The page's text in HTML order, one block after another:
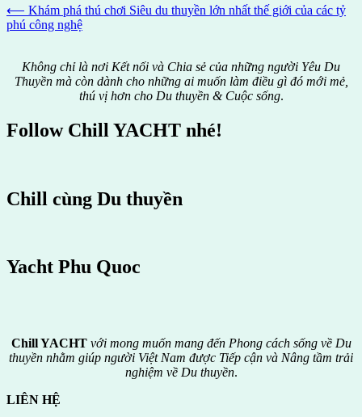
Post
navigation
⟵ Khám phá thú chơi Siêu du thuyền lớn nhất thế giới của các tỷ
phú công nghệ
Không chỉ là nơi Kết nối và Chia sẻ của những người Yêu Du
Thuyền mà còn dành cho những ai muốn làm điều gì đó mới mẻ,
thú vị hơn cho Du thuyền & Cuộc sống.
Follow Chill YACHT nhé!
Chill cùng Du thuyền
Yacht Phu Quoc
Chill YACHTvới mong muốn mang đến Phong cách sống về Du
thuyền nhằm giúp người Việt Nam được Tiếp cận và Nâng tầm trải
nghiệm về Du thuyền.
LIÊN HỆ